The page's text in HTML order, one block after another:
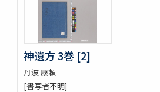
周憲王救荒本草 14巻
本草綱目序註
本艸序例
順抄伊呂波寄
新添脩治纂要 5巻
本草和名抜書
本草和名字類
神遺方 3巻 [2]
丹波 康頼
[書写者不明]